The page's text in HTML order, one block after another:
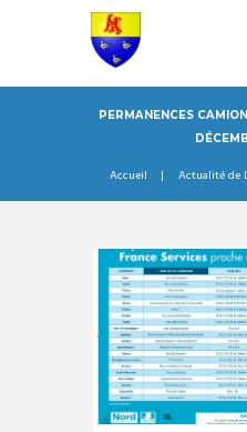
PERMANENCES
Accueil Actualité de